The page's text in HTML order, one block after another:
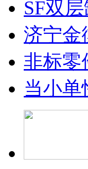
SF双
济宁金
非标零
当小单